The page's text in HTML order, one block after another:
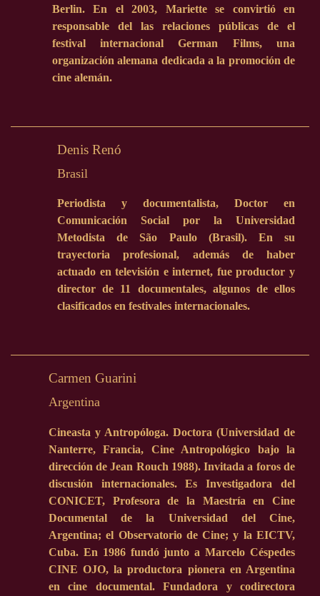
Berlin. En el 2003, Mariette se convirtió en
responsable del las relaciones públicas de el
festival internacional German Films, una
organización alemana dedicada a la promoción de
cine alemán.
Denis Renó
Brasil
Periodista y documentalista, Doctor en
Comunicación Social por la Universidad
Metodista de São Paulo (Brasil). En su
trayectoria profesional, además de haber
actuado en televisión e internet, fue productor y
director de 11 documentales, algunos de ellos
clasificados en festivales internacionales.
Carmen Guarini
Argentina
Cineasta y Antropóloga. Doctora (Universidad de
Nanterre, Francia, Cine Antropológico bajo la
dirección de Jean Rouch 1988). Invitada a foros de
discusión internacionales. Es Investigadora del
CONICET, Profesora de la Maestría en Cine
Documental de la Universidad del Cine,
Argentina; el Observatorio de Cine; y la EICTV,
Cuba. En 1986 fundó junto a Marcelo Céspedes
CINE OJO, la productora pionera en Argentina
en cine documental. Fundadora y codirectora